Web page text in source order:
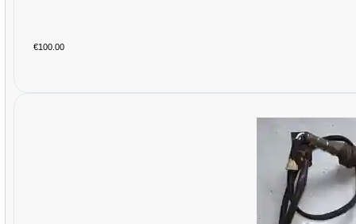
€100.00